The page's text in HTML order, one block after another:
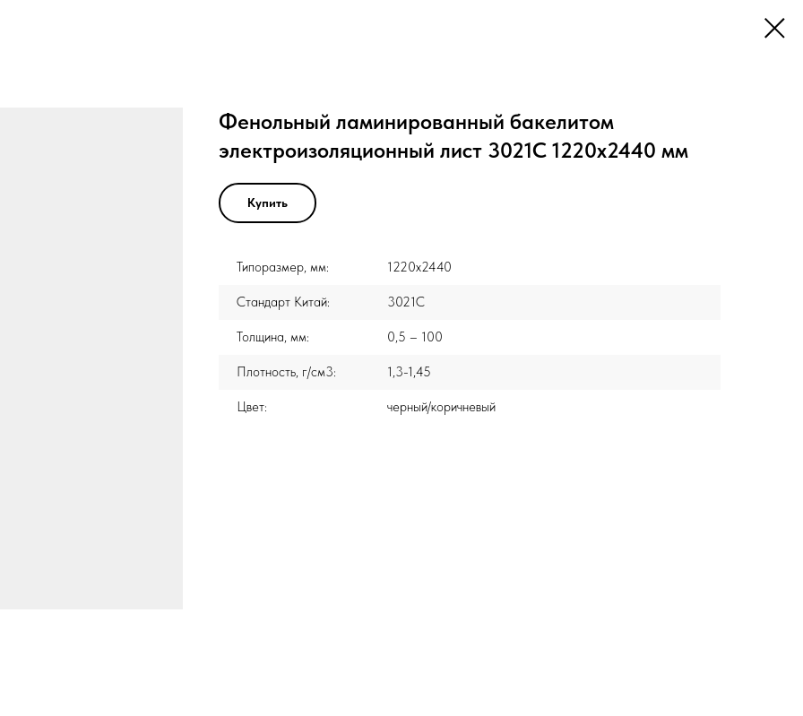
Фенольный ламинированный бакелитом
электроизоляционный лист 3021C 1220x2440 мм
Купить
Типоразмер, мм: 1220x2440
Стандарт Китай: 3021C
Толщина, мм: 0,5 – 100
Плотность, г/см3: 1,3-1,45
Цвет: черный/коричневый